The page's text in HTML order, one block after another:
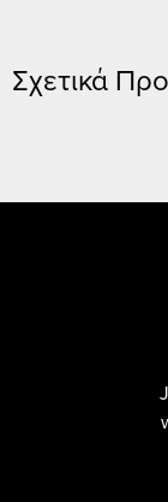
Σχετικά